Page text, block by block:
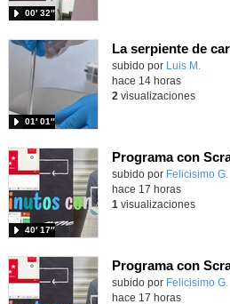
00′ 32″
La serpiente de
Contenido educativo.
subido por Luis M.
01′ 01″
hace 14 horas
2 visualizaciones
Contenido educativo.
subido por Felicisimo G.
40′ 17″
hace 17 horas
1 visualizaciones
Contenido educativo.
subido por Felicisimo G.
hace 17 horas